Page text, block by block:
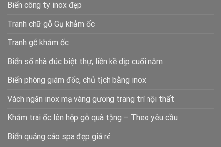
Biển công ty inox đẹp
Tranh chữ gỗ Gụ khảm ốc
Tranh gỗ khảm ốc
Biển số nhà đúc biệt thự, liền kề dịp cuối năm
Biển phòng giám đốc, chủ tịch bằng inox
Vách ngăn inox mạ vàng gương trang trí nội thất
Khảm trai ốc lên hộp gỗ quà tặng – Theo yêu cầu
Biển quảng cáo spa đẹp giá rẻ